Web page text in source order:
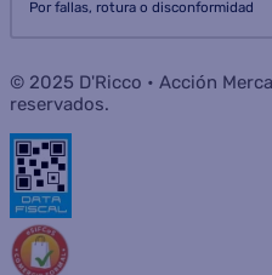
Por fallas, rotura o disconformidad
© 2025 D'Ricco • Acción
reservados.